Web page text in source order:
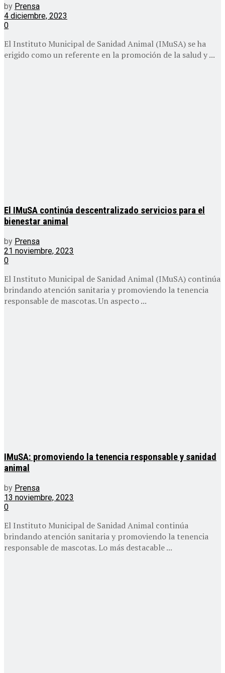
by Prensa
4 diciembre, 2023
0
El Instituto Municipal de Sanidad Animal (IMuSA) se ha
erigido como un referente en la promoción de la salud y ...
El IMuSA continúa descentralizado servicios para el
bienestar animal
by Prensa
21 noviembre, 2023
0
El Instituto Municipal de Sanidad Animal (IMuSA) continúa
brindando atención sanitaria y promoviendo la tenencia
responsable de mascotas. Un aspecto ...
IMuSA: promoviendo la tenencia responsable y sanidad
animal
by Prensa
13 noviembre, 2023
0
El Instituto Municipal de Sanidad Animal continúa
brindando atención sanitaria y promoviendo la tenencia
responsable de mascotas. Lo más destacable ...